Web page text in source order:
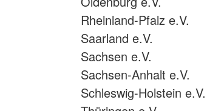
Rheinland-Pfalz e.V.
Saarland e.V.
Sachsen e.V.
Sachsen-Anhalt e.V.
Schleswig-Holstein e.V.